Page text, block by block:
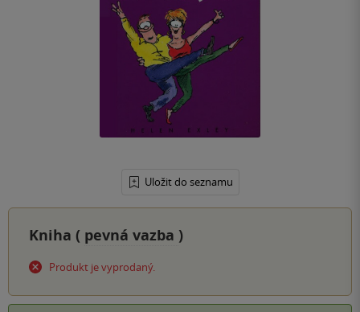
Uložit do seznamu
Kniha ( pevná vazba )
Produkt je vyprodaný.